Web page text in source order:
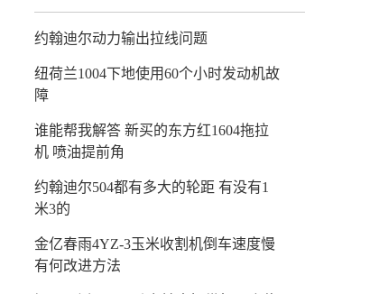
约翰迪尔动力输出拉线问题
纽荷兰1004下地使用60个小时发动机故
障
谁能帮我解答 新买的东方红1604拖拉
机 喷油提前角
约翰迪尔504都有多大的轮距 有没有1
米3的
金亿春雨4YZ-3玉米收割机倒车速度慢
有何改进方法